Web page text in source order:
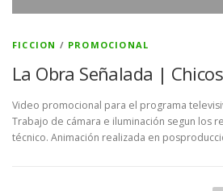
FICCION / PROMOCIONAL
La Obra Señalada |
Video promocional para el programa
Trabajo de cámara e iluminación segun los
técnico. Animación realizada en